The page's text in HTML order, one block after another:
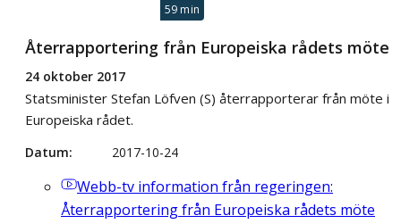
59 min
Återrapportering från Europeiska rådets möte
24 oktober 2017
Statsminister Stefan Löfven (S) återrapporterar från möte i
Europeiska rådet.
Datum 2017-10-24
Webb-tv information från regeringen:
Återrapportering från Europeiska rådets möte